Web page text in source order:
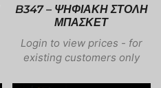
B347 – ΨΗΦΙΑΚΗ ΣΤΟΛΗ
ΜΠΑΣΚΕΤ
Login to view prices - for
existing customers only